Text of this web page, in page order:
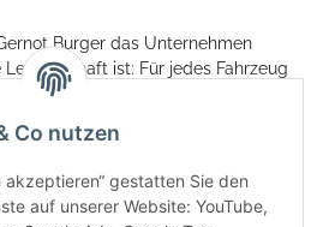
Burger das Unternehmen
Leidenschaft ist: Für jedes Fahrzeug
- passgenau und individuell.
Hardtopständer hinzu.
und Materialien gefertigt.
Co nutzen
akzeptieren“ gestatten Sie den
auf unserer Website: YouTube,